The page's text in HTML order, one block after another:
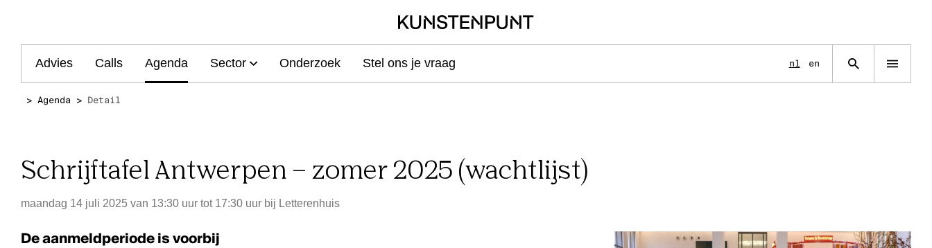
Advies Calls Agenda Sector Onderzoek Stel ons je vraag en
nl
Open
Agenda Detail
Schrijftafel Antwerpen – zomer 2025 (wachtlijst)
maandag 14 juli 2025 van 13:30 uur tot 17:30 uur bij Letterenhuis
De aanmeldperiode is voorbij